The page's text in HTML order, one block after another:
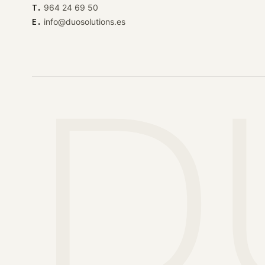
T. 964 24 69 50
E. info@duosolutions.es